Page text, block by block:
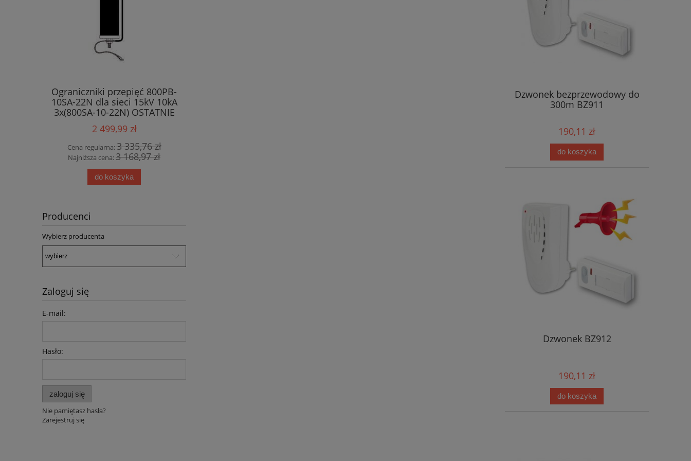
Ograniczniki przepięć 800PB-
10SA-22N dla sieci 15kV 10kA
3x(800SA-10-22N) OSTATNIE
SZTUKI !!!
2 499,99 zł
Cena regularna:3 335,76 zł
Najniższa cena:3 168,97 zł
do koszyka
Producenci
Wybierz producenta
Zaloguj się
E-mail:
Hasło:
zaloguj się
Nie pamiętasz hasła?
Zarejestruj się
Dzwonek bezprzewodowy do
300m BZ911
190,11 zł
do koszyka
Dzwonek BZ912
190,11 zł
do koszyka